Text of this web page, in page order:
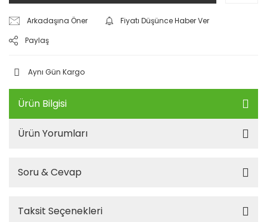
Arkadaşına Öner
Fiyatı Düşünce Haber Ver
Paylaş
Aynı Gün Kargo
Ürün Bilgisi
Ürün Yorumları
Soru & Cevap
Taksit Seçenekleri